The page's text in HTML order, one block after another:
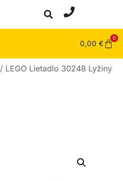
0,00 €
0
/ LEGO Lietadlo 30248 Lyžiny